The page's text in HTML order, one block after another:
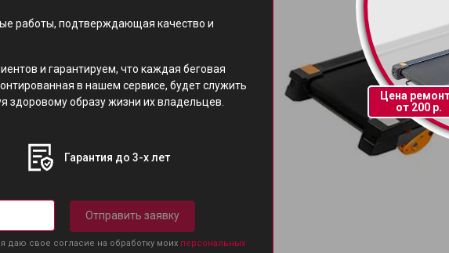
работы, подтверждающая качество и
и гарантируем, что каждая беговая
в нашем сервисе, будет служить
здоровому образу жизни их владельцев.
Гарантия до 3-х лет
Отправить заявку
даю свое согласие на обработку моих персональных
Цена
от 200 р.